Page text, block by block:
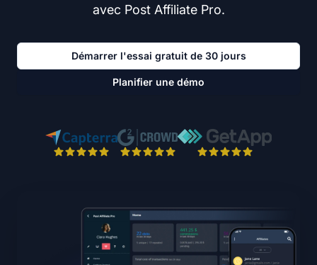
avec Post Affiliate Pro.
Démarrer l'essai gratuit de 30 jours
Planifier une démo